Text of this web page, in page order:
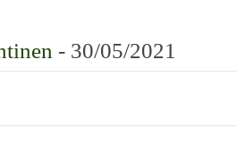
- 30/05/2021